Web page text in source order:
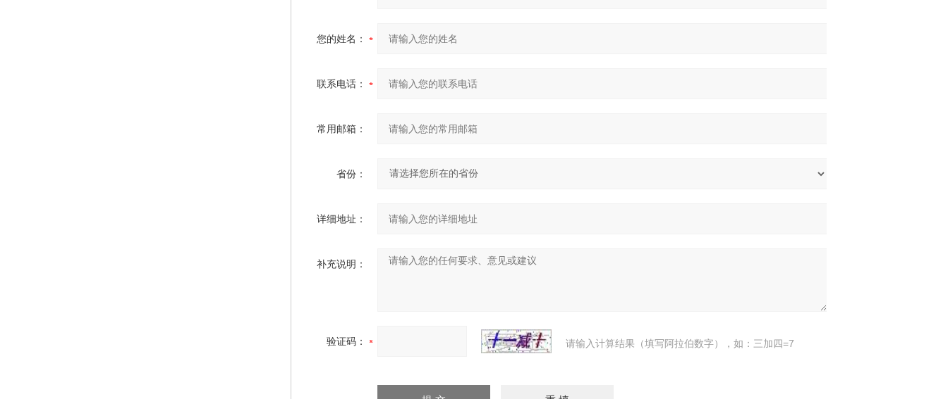
您的姓名：
联系电话：
常用邮箱：
省份：
详细地址：
补充说明：
验证码： 请输入计算结果（填写阿拉伯数字），如：三加四=7